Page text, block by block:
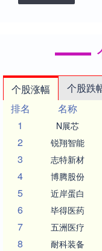
个股涨幅 个股跌
排名
名称
1
N展芯
2 锐翔智能
3 志特新材
4 博腾股份
5 近岸蛋白
6 毕得医药
7 五洲医疗
8 耐科装备